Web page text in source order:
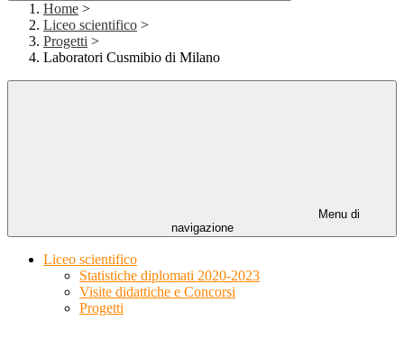
Home >
Liceo scientifico >
Progetti >
Laboratori Cusmibio di Milano
Menu di
navigazione
Liceo scientifico
Statistiche diplomati 2020-2023
Visite didattiche e Concorsi
Progetti